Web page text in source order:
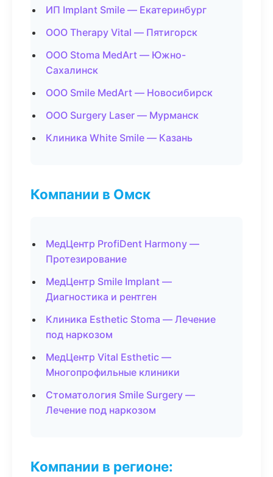
ИП Implant Smile — Екатеринбург
ООО Therapy Vital — Пятигорск
ООО Stoma MedArt — Южно-
Сахалинск
ООО Smile MedArt — Новосибирск
ООО Surgery Laser — Мурманск
Клиника White Smile — Казань
Компании в Омск
МедЦентр ProfiDent Harmony —
Протезирование
МедЦентр Smile Implant —
Диагностика и рентген
Клиника Esthetic Stoma — Лечение
под наркозом
МедЦентр Vital Esthetic —
Многопрофильные клиники
Стоматология Smile Surgery —
Лечение под наркозом
Компании в регионе: